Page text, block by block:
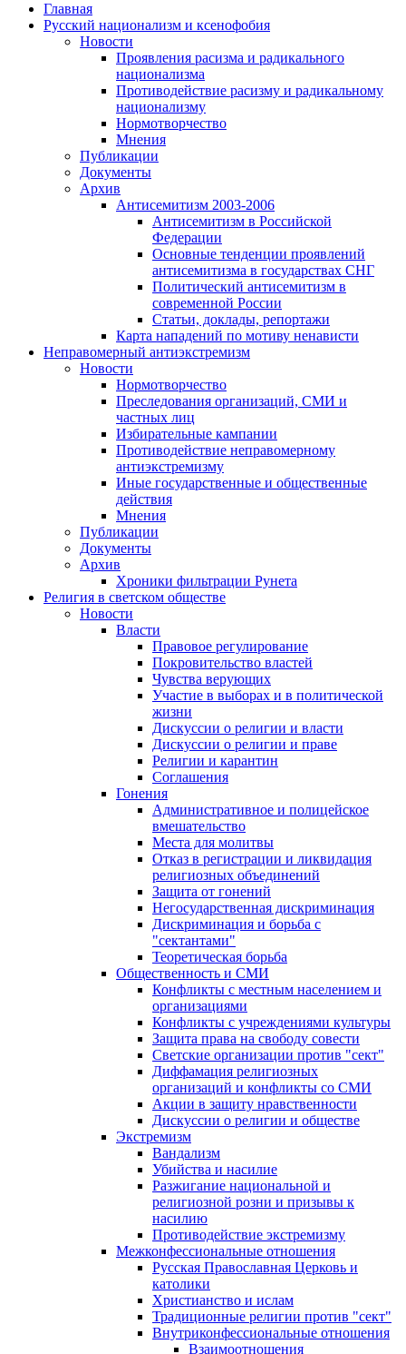
Главная
Русский национализм и ксенофобия
Новости
Проявления расизма и радикального
национализма
Противодействие расизму и радикальному
национализму
Нормотворчество
Мнения
Публикации
Документы
Архив
Антисемитизм 2003-2006
Антисемитизм в Российской
Федерации
Основные тенденции проявлений
антисемитизма в государствах СНГ
Политический антисемитизм в
современной России
Статьи, доклады, репортажи
Карта нападений по мотиву ненависти
Неправомерный антиэкстремизм
Новости
Нормотворчество
Преследования организаций, СМИ и
частных лиц
Избирательные кампании
Противодействие неправомерному
антиэкстремизму
Иные государственные и общественные
действия
Мнения
Публикации
Документы
Архив
Хроники фильтрации Рунета
Религия в светском обществе
Новости
Власти
Правовое регулирование
Покровительство властей
Чувства верующих
Участие в выборах и в политической
жизни
Дискуссии о религии и власти
Дискуссии о религии и праве
Религии и карантин
Соглашения
Гонения
Административное и полицейское
вмешательство
Места для молитвы
Отказ в регистрации и ликвидация
религиозных объединений
Защита от гонений
Негосударственная дискриминация
Дискриминация и борьба с
"сектантами"
Теоретическая борьба
Общественность и СМИ
Конфликты с местным населением и
организациями
Конфликты с учреждениями культуры
Защита права на свободу совести
Светские организации против "сект"
Диффамация религиозных
организаций и конфликты со СМИ
Акции в защиту нравственности
Дискуссии о религии и обществе
Экстремизм
Вандализм
Убийства и насилие
Разжигание национальной и
религиозной розни и призывы к
насилию
Противодействие экстремизму
Межконфессиональные отношения
Русская Православная Церковь и
католики
Христианство и ислам
Традиционные религии против "сект"
Внутриконфессиональные отношения
Взаимоотношения